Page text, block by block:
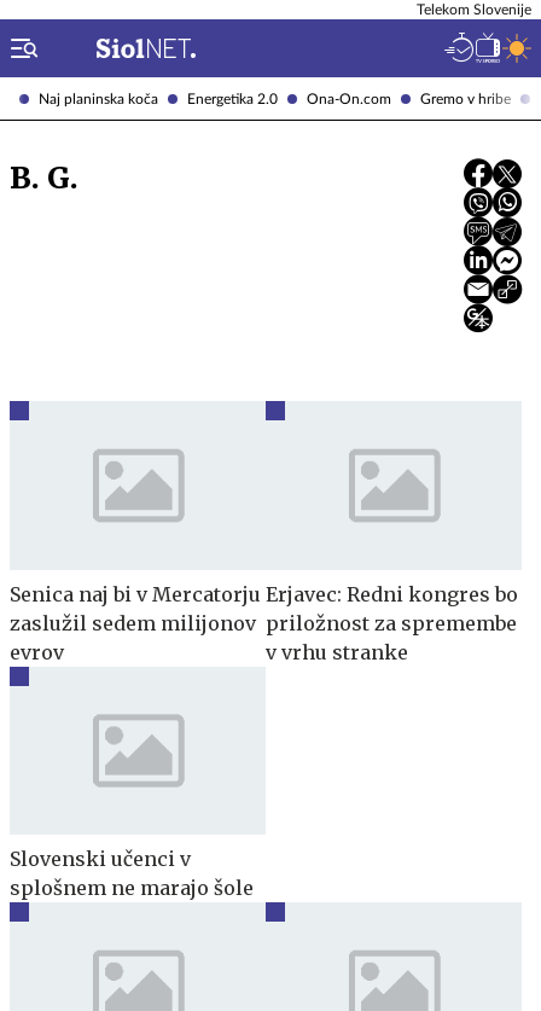
Naj planinska koča Energetika 2.0 Ona-On.com Gremo v hribe
Telekom Slovenije
B. G.
Senica naj bi v Mercatorju
zaslužil sedem milijonov
evrov
Erjavec: Redni kongres bo
priložnost za spremembe
v vrhu stranke
Slovenski učenci v
splošnem ne marajo šole